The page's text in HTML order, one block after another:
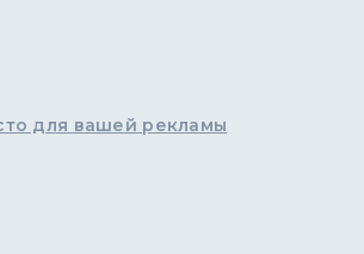
для вашей рекламы